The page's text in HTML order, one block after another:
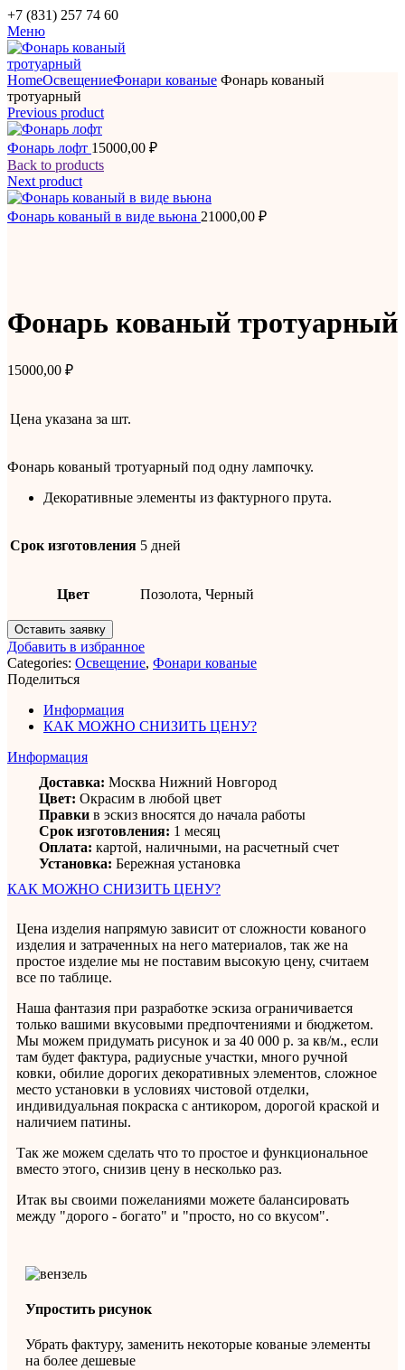
+7 (831) 257 74 60
Меню
HomeОсвещениеФонари кованые Фонарь кованый
тротуарный
Previous product
Фонарь лофт 15000,00 ₽
Back to products
Next product
Фонарь кованый в виде вьюна 21000,00 ₽
Фонарь кованый тротуарный
15000,00 ₽
Цена указана за шт.
Фонарь кованый тротуарный под одну лампочку.
Декоративные элементы из фактурного прута.
Срок изготовления 5 дней
Цвет Позолота, Черный
Оставить заявку
Добавить в избранное
Categories: Освещение, Фонари кованые
Поделиться
Информация
КАК МОЖНО СНИЗИТЬ ЦЕНУ?
Информация
Доставка: Москва Нижний Новгород
Цвет: Окрасим в любой цвет
Правки в эскиз вносятся до начала работы
Срок изготовления: 1 месяц
Оплата: картой, наличными, на расчетный счет
Установка: Бережная установка
КАК МОЖНО СНИЗИТЬ ЦЕНУ?
Цена изделия напрямую зависит от сложности кованого
изделия и затраченных на него материалов, так же на
простое изделие мы не поставим высокую цену, считаем
все по таблице.
Наша фантазия при разработке эскиза ограничивается
только вашими вкусовыми предпочтениями и бюджетом.
Мы можем придумать рисунок и за 40 000 р. за кв/м., если
там будет фактура, радиусные участки, много ручной
ковки, обилие дорогих декоративных элементов, сложное
место установки в условиях чистовой отделки,
индивидуальная покраска с антикором, дорогой краской и
наличием патины.
Так же можем сделать что то простое и функциональное
вместо этого, снизив цену в несколько раз.
Итак вы своими пожеланиями можете балансировать
между "дорого - богато" и "просто, но со вкусом".
Упростить рисунок
Убрать фактуру, заменить некоторые кованые элементы
на более дешевые